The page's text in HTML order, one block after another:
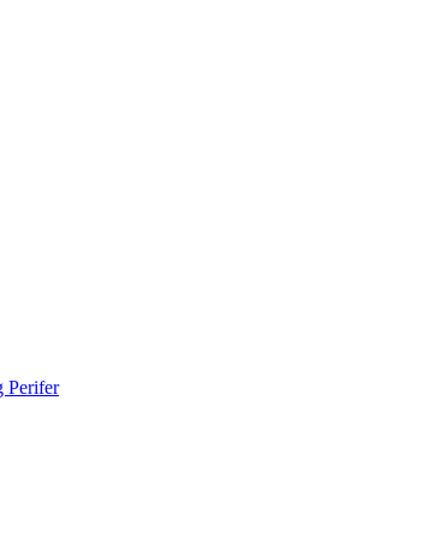
Perifer